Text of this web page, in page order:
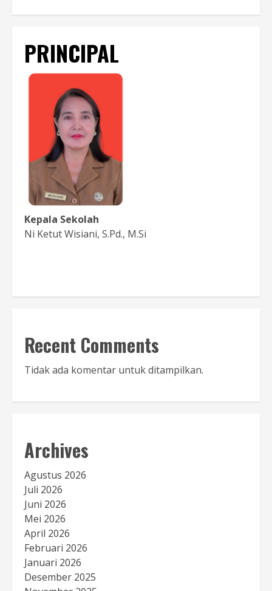
PRINCIPAL
Kepala Sekolah
Ni Ketut Wisiani, S.Pd., M.Si
Recent Comments
Tidak ada komentar untuk ditampilkan.
Archives
Agustus 2026
Juli 2026
Juni 2026
Mei 2026
April 2026
Februari 2026
Januari 2026
Desember 2025